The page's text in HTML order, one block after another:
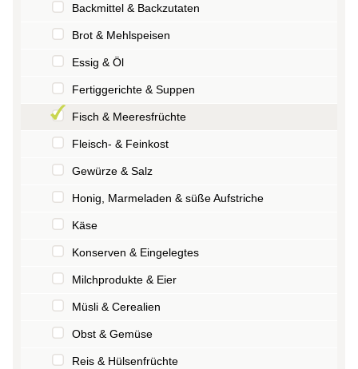
Backmittel & Backzutaten
Brot & Mehlspeisen
Essig & Öl
Fertiggerichte & Suppen
Fisch & Meeresfrüchte
Fleisch- & Feinkost
Gewürze & Salz
Honig, Marmeladen & süße Aufstriche
Käse
Konserven & Eingelegtes
Milchprodukte & Eier
Müsli & Cerealien
Obst & Gemüse
Reis & Hülsenfrüchte